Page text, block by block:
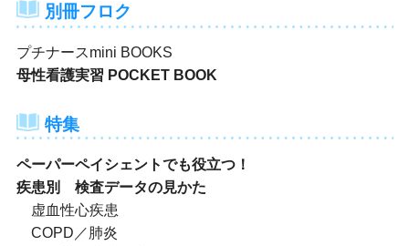
別冊フロク
プチナースmini BOOKS
母性看護実習 POCKET BOOK
特集
ペーパーペイシェントでも役立つ！
疾患別 検査データの見かた
虚血性心疾患
COPD／肺炎